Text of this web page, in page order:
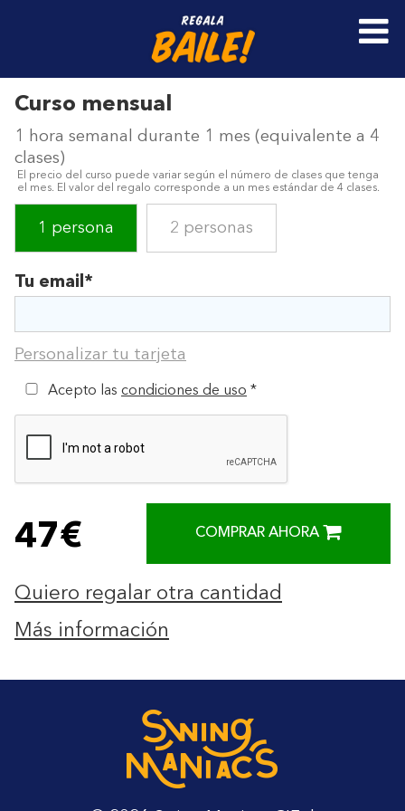
Curso mensual
1 hora semanal durante 1 mes (equivalente a 4
clases)
El precio del curso puede variar según el número de clases que tenga
el mes. El valor del regalo corresponde a un mes estándar de 4 clases.
1 persona 2 personas
Tu email*
Personalizar tu tarjeta
Acepto las condiciones de uso *
47€ COMPRAR AHORA
Quiero regalar otra cantidad
Más información